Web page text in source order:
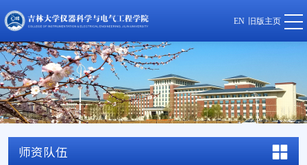
EN 旧版主页
师资队伍